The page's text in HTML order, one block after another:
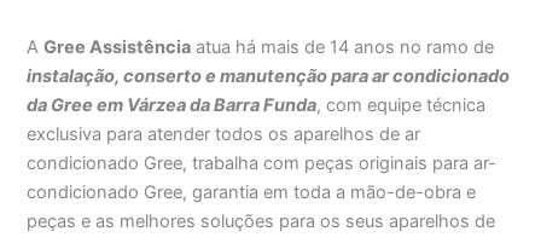
AGree Assistência atua há mais de 14 anos no ramo de
instalação, conserto e manutenção para ar condicionado
da Gree em Várzea da Barra Funda, com equipe técnica
exclusiva para atender todos os aparelhos de ar
condicionado Gree, trabalha com peças originais para ar-
condicionado Gree, garantia em toda a mão-de-obra e
peças e as melhores soluções para os seus aparelhos de